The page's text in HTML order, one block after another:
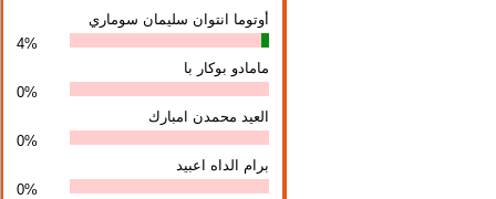
أوتوما انتوان سلیمان سوماري
4%
مامادو بوكار با
0%
العيد محمدن امبارك
0%
برام الداه اعبيد
0%